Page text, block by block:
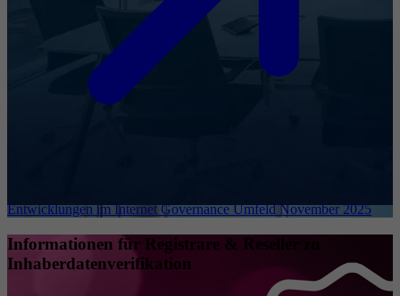
Entwicklungen im Internet Governance Umfeld November 2025
Informationen für Registrare & Reseller zu
Inhaberdatenverifikation